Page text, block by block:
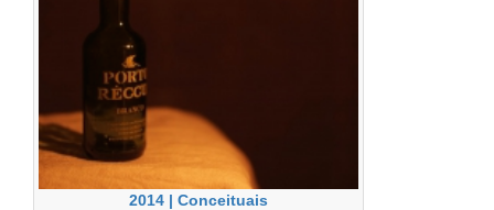
2014 | Conceituais